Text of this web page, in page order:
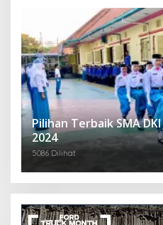
Pilihan Terbaik SMA
2024
5086 Dilihat